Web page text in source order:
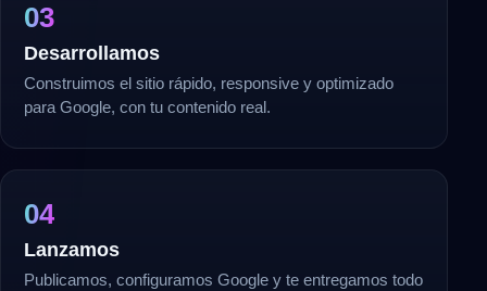
03
Desarrollamos
Construimos el sitio rápido, responsive y optimizado
para Google, con tu contenido real.
04
Lanzamos
Publicamos, configuramos Google y te entregamos todo